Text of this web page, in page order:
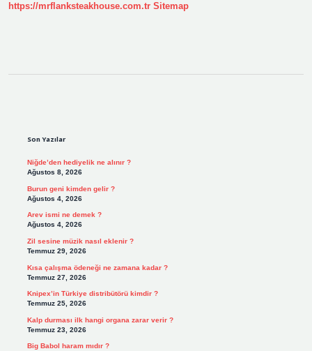
https://mrflanksteakhouse.com.tr Sitemap
Son Yazılar
Niğde’den hediyelik ne alınır ?
Ağustos 8, 2026
Burun geni kimden gelir ?
Ağustos 4, 2026
Arev ismi ne demek ?
Ağustos 4, 2026
Zil sesine müzik nasıl eklenir ?
Temmuz 29, 2026
Kısa çalışma ödeneği ne zamana kadar ?
Temmuz 27, 2026
Knipex’in Türkiye distribütörü kimdir ?
Temmuz 25, 2026
Kalp durması ilk hangi organa zarar verir ?
Temmuz 23, 2026
Big Babol haram mıdır ?